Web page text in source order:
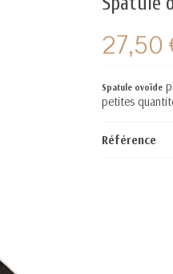
Spatule ovoïde
petites
Référence